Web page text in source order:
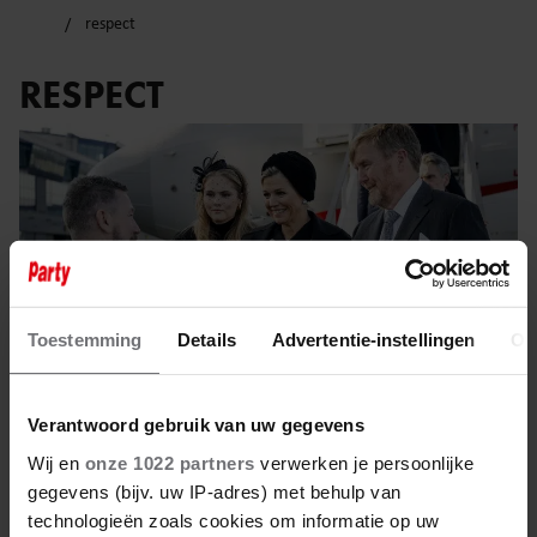
Toestemming Details Advertentie-instellingen
Verantwoord gebruik van uw gegevens
Wij en onze 1022 partners verwerken je persoonlijke
gegevens (bijv. uw IP-adres) met behulp van
technologieën zoals cookies om informatie op uw
respect
RESPECT
27 januari 2025